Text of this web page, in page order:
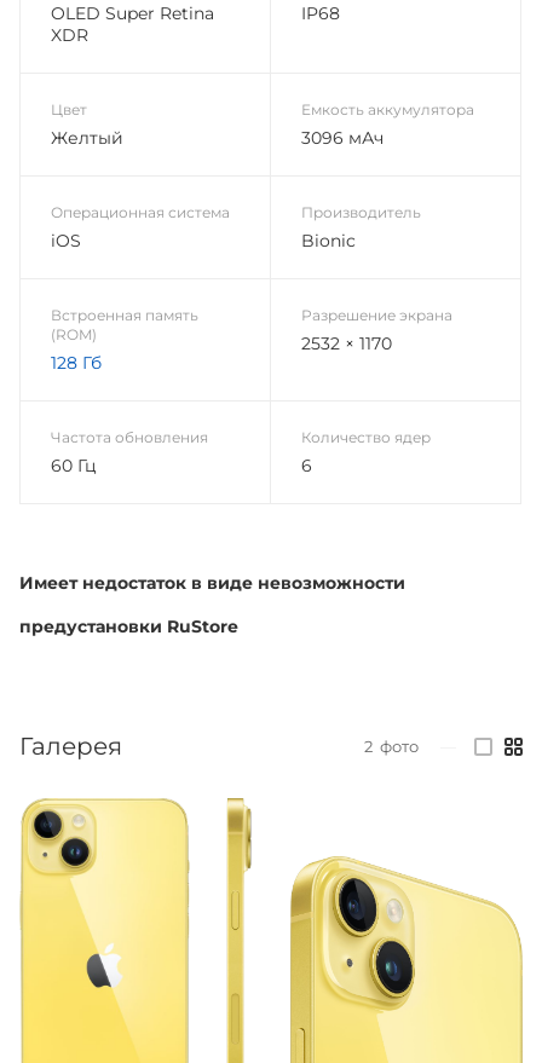
Имеет недостаток в виде невозможности
предустановки RuStore
OLED Super Retina
XDR
IP68
Цвет
Желтый
Емкость аккумулятора
3096 мАч
Операционная система
iOS
Производитель
Bionic
Встроенная память
(ROM)
128 Гб
Разрешение экрана
2532 × 1170
Частота обновления
60 Гц
Количество ядер
6
Галерея 2 фото